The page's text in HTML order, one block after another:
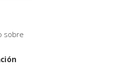
sobre